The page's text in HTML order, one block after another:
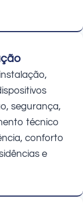
segurança,
técnico
conforto
e